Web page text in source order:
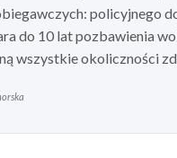
policyjnego
do 10 lat pozbawienia
wszystkie okoliczności